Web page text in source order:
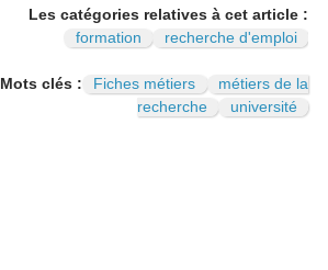
Les catégories relatives à cet article :
formation
recherche d'emploi
Mots clés : Fiches métiers
métiers de la
recherche
université